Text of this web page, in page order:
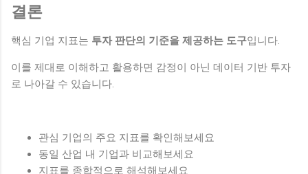
결론
핵심 기업 지표는 투자 판단의 기준을 제공하는 도구입니다.
이를 제대로 이해하고 활용하면 감정이 아닌 데이터 기반 투자
로 나아갈 수 있습니다.
관심 기업의 주요 지표를 확인해보세요
동일 산업 내 기업과 비교해보세요
지표를 종합적으로 해석해보세요